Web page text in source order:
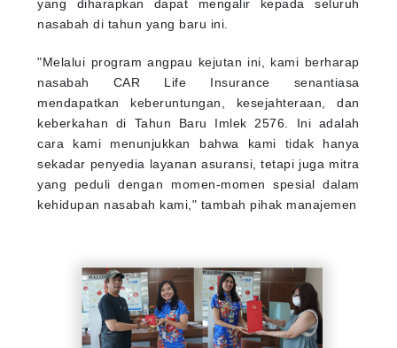
yang diharapkan dapat mengalir kepada seluruh
nasabah di tahun yang baru ini.
"Melalui program angpau kejutan ini, kami berharap
nasabah CAR Life Insurance senantiasa
mendapatkan keberuntungan, kesejahteraan, dan
keberkahan di Tahun Baru Imlek 2576. Ini adalah
cara kami menunjukkan bahwa kami tidak hanya
sekadar penyedia layanan asuransi, tetapi juga mitra
yang peduli dengan momen-momen spesial dalam
kehidupan nasabah kami," tambah pihak manajemen